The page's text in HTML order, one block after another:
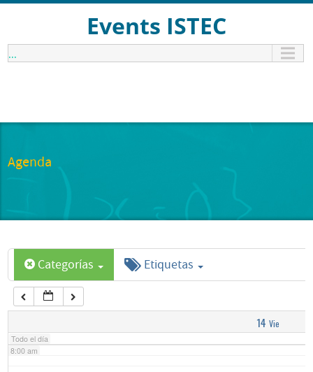
Events ISTEC
...
Agenda
Categorías Etiquetas
14 Vie
Todo el día
1:00 am
6:00 am
7:00 am
8:00 am